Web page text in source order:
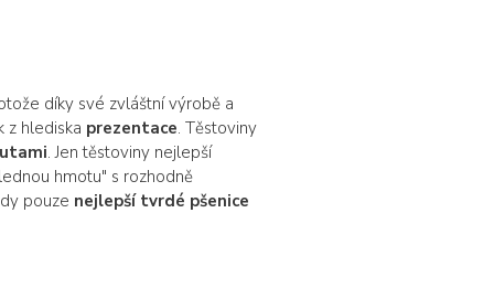
díky své zvláštní výrobě a
z hlediska prezentace. Těstoviny
. Jen těstoviny nejlepší
hmotu" s rozhodně
pouze nejlepší tvrdé pšenice